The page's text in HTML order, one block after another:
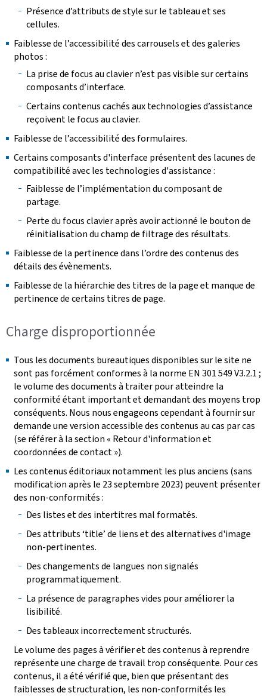
Présence d’attributs de style sur le tableau et ses
cellules.
Faiblesse de l’accessibilité des carrousels et des galeries
photos :
La prise de focus au clavier n’est pas visible sur certains
composants d’interface.
Certains contenus cachés aux technologies d’assistance
reçoivent le focus au clavier.
Faiblesse de l’accessibilité des formulaires.
Certains composants d'interface présentent des lacunes de
compatibilité avec les technologies d'assistance :
Faiblesse de l’implémentation du composant de
partage.
Perte du focus clavier après avoir actionné le bouton de
réinitialisation du champ de filtrage des résultats.
Faiblesse de la pertinence dans l’ordre des contenus des
détails des évènements.
Faiblesse de la hiérarchie des titres de la page et manque de
pertinence de certains titres de page.
Charge disproportionnée
Tous les documents bureautiques disponibles sur le site ne
sont pas forcément conformes à la norme EN 301 549 V3.2.1 ;
le volume des documents à traiter pour atteindre la
conformité étant important et demandant des moyens trop
conséquents. Nous nous engageons cependant à fournir sur
demande une version accessible des contenus au cas par cas
(se référer à la section « Retour d'information et
coordonnées de contact »).
Les contenus éditoriaux notamment les plus anciens (sans
modification après le 23 septembre 2023) peuvent présenter
des non-conformités :
Des listes et des intertitres mal formatés.
Des attributs ‘title’ de liens et des alternatives d'image
non-pertinentes.
Des changements de langues non signalés
programmatiquement.
La présence de paragraphes vides pour améliorer la
lisibilité.
Des tableaux incorrectement structurés.
Le volume des pages à vérifier et des contenus à reprendre
représente une charge de travail trop conséquente. Pour ces
contenus, il a été vérifié que, bien que présentant des
faiblesses de structuration, les non-conformités les